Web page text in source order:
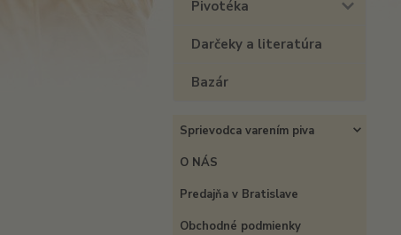
Pivotéka
Darčeky a literatúra
Bazár
Sprievodca varením piva
O NÁS
Predajňa v Bratislave
Obchodné podmienky